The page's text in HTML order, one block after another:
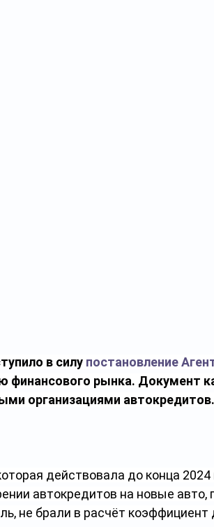
в силу постановление
финансового рынка. Документ
организациями автокредитов.
действовала до конца
автокредитов на новые авто,
не брали в расчёт коэффициент